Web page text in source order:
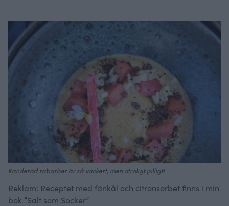
Kanderad rabarber är så vackert, men otroligt pilligt!
Reklam: Receptet med fänkål och citronsorbet finns i min
bok ”Salt som Socker”